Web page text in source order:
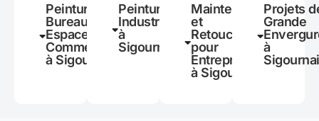
Peinture de
Bureaux et
Espaces
Commerciaux
à Sigournais
Peinture
Industrielle
à
Sigournais
Maintenance
et
Retouches
pour
Entreprises
à Sigournais
Projets
Grande
à